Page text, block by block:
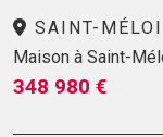
SAINT-
Maison à Saint-
348 980 €